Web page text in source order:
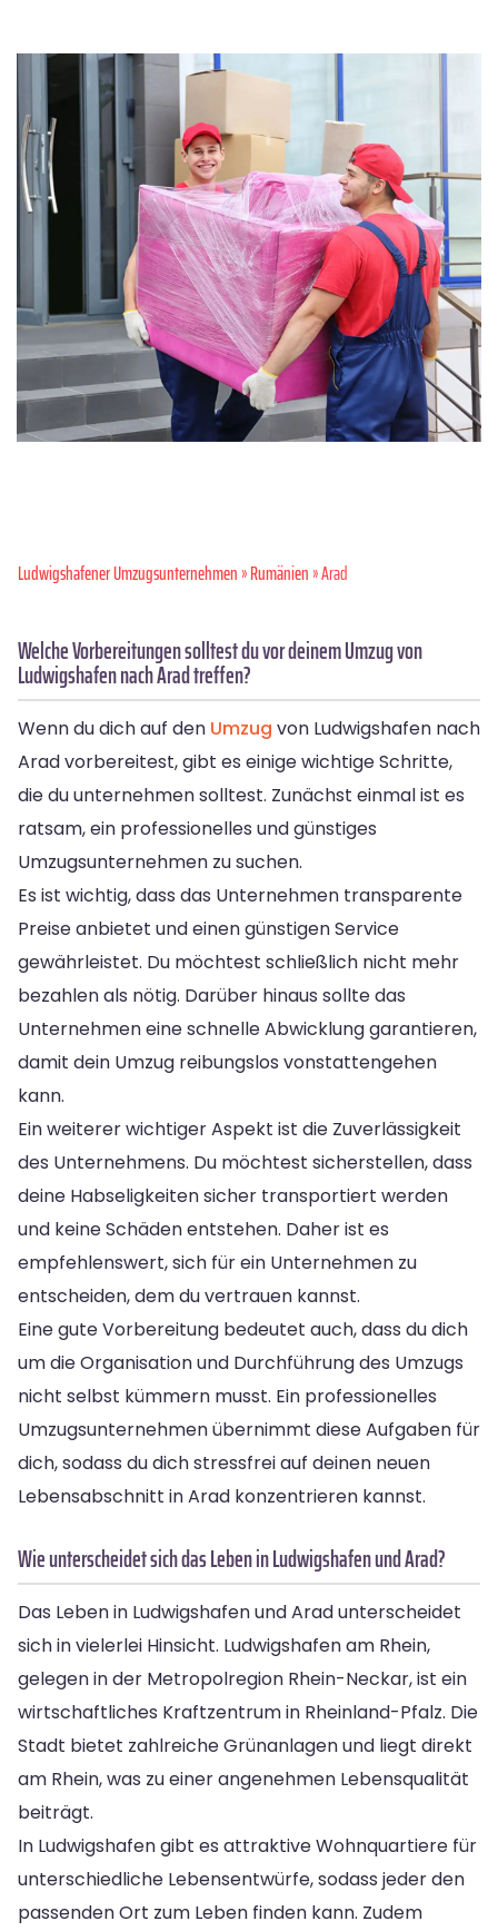
Ludwigshafener Umzugsunternehmen»Rumänien» Arad
Welche Vorbereitungen solltest du vor deinem Umzug von
Ludwigshafen nach Arad treffen?
Wenn du dich auf den Umzug von Ludwigshafen nach
Arad vorbereitest, gibt es einige wichtige Schritte,
die du unternehmen solltest. Zunächst einmal ist es
ratsam, ein professionelles und günstiges
Umzugsunternehmen zu suchen.
Es ist wichtig, dass das Unternehmen transparente
Preise anbietet und einen günstigen Service
gewährleistet. Du möchtest schließlich nicht mehr
bezahlen als nötig. Darüber hinaus sollte das
Unternehmen eine schnelle Abwicklung garantieren,
damit dein Umzug reibungslos vonstattengehen
kann.
Ein weiterer wichtiger Aspekt ist die Zuverlässigkeit
des Unternehmens. Du möchtest sicherstellen, dass
deine Habseligkeiten sicher transportiert werden
und keine Schäden entstehen. Daher ist es
empfehlenswert, sich für ein Unternehmen zu
entscheiden, dem du vertrauen kannst.
Eine gute Vorbereitung bedeutet auch, dass du dich
um die Organisation und Durchführung des Umzugs
nicht selbst kümmern musst. Ein professionelles
Umzugsunternehmen übernimmt diese Aufgaben für
dich, sodass du dich stressfrei auf deinen neuen
Lebensabschnitt in Arad konzentrieren kannst.
Wie unterscheidet sich das Leben in Ludwigshafen und Arad?
Das Leben in Ludwigshafen und Arad unterscheidet
sich in vielerlei Hinsicht. Ludwigshafen am Rhein,
gelegen in der Metropolregion Rhein-Neckar, ist ein
wirtschaftliches Kraftzentrum in Rheinland-Pfalz. Die
Stadt bietet zahlreiche Grünanlagen und liegt direkt
am Rhein, was zu einer angenehmen Lebensqualität
beiträgt.
In Ludwigshafen gibt es attraktive Wohnquartiere für
unterschiedliche Lebensentwürfe, sodass jeder den
passenden Ort zum Leben finden kann. Zudem